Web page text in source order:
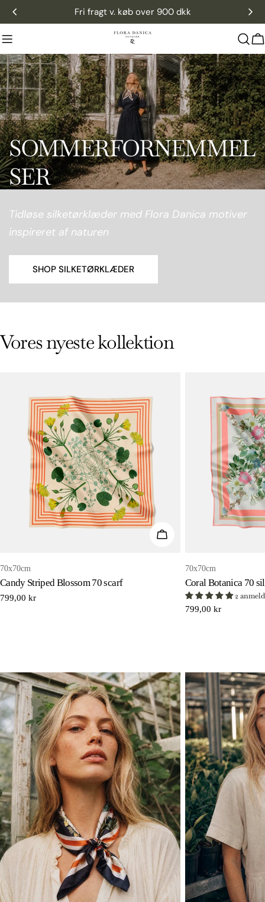
til
indhold
Fri fragt v. køb over 900 dkk
SOMMERFORNEMMEL
SER
Tidløse silketørklæder med Flora Danica motiver
inspireret af naturen
SHOP SILKETØRKLÆDER
Vores nyeste kollektion
TILFØJ TIL KURV
70x70cm
Candy Striped Blossom 70 scarf
Normal
799,00 kr
70x70cm
Coral Botanica 70
2
Normal
799,00 kr